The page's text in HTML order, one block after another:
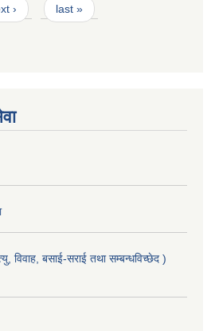
› last »
विवाह, बसाई-सराई तथा सम्बन्धविच्छेद )